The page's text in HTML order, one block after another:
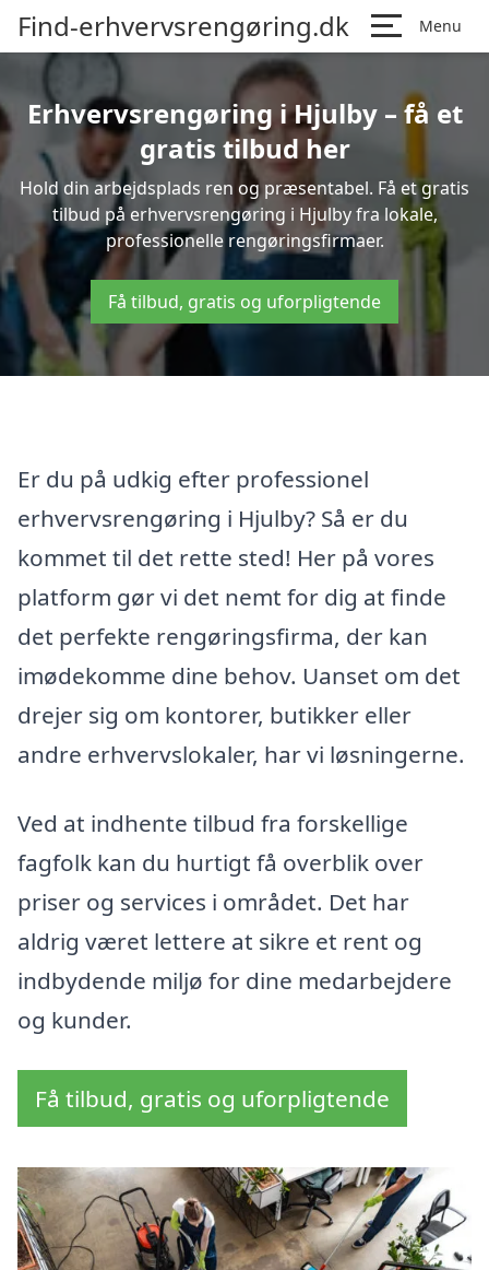
Find-erhvervsrengøring.dk Menu
Erhvervsrengøring i Hjulby – få et
gratis tilbud her
Hold din arbejdsplads ren og præsentabel. Få et gratis
tilbud på erhvervsrengøring i Hjulby fra lokale,
professionelle rengøringsfirmaer.
Få tilbud, gratis og uforpligtende
Er du på udkig efter professionel
erhvervsrengøring i Hjulby? Så er du
kommet til det rette sted! Her på vores
platform gør vi det nemt for dig at finde
det perfekte rengøringsfirma, der kan
imødekomme dine behov. Uanset om det
drejer sig om kontorer, butikker eller
andre erhvervslokaler, har vi løsningerne.
Ved at indhente tilbud fra forskellige
fagfolk kan du hurtigt få overblik over
priser og services i området. Det har
aldrig været lettere at sikre et rent og
indbydende miljø for dine medarbejdere
og kunder.
Få tilbud, gratis og uforpligtende